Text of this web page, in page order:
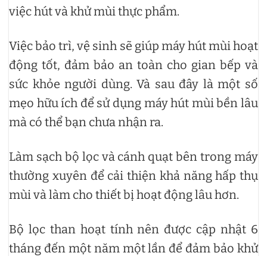
việc hút và khử mùi thực phẩm.
Việc bảo trì, vệ sinh sẽ giúp máy hút mùi hoạt
động tốt, đảm bảo an toàn cho gian bếp và
sức khỏe người dùng. Và sau đây là một số
mẹo hữu ích để sử dụng máy hút mùi bền lâu
mà có thể bạn chưa nhận ra.
Làm sạch bộ lọc và cánh quạt bên trong máy
thường xuyên để cải thiện khả năng hấp thụ
mùi và làm cho thiết bị hoạt động lâu hơn.
Bộ lọc than hoạt tính nên được cập nhật 6
tháng đến một năm một lần để đảm bảo khử